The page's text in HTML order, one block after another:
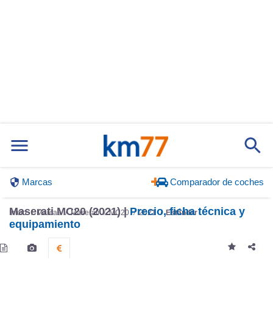
Marcas Comparador de coches
Inicio Marcas Maserati MC20 2021 Estándar
Maserati MC20 (2021) |Precio, ficha técnica y
equipamiento